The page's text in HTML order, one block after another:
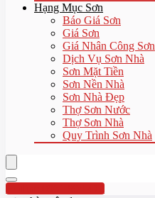
Hạng Mục Sơn
Báo Giá Sơn
Giá Sơn
Giá Nhân Công Sơn
Dịch Vụ Sơn Nhà
Sơn Mặt Tiền
Sơn Nền Nhà
Sơn Nhà Đẹp
Thợ Sơn Nước
Thợ Sơn Nhà
Quy Trình Sơn Nhà
Hotline:0961 894 472